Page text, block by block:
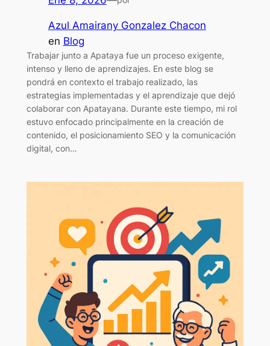
Azul Amairany Gonzalez Chacon
en Blog
Trabajar junto a Apataya fue un proceso exigente,
intenso y lleno de aprendizajes. En este blog se
pondrá en contexto el trabajo realizado, las
estrategias implementadas y el aprendizaje que dejó
colaborar con Apatayana. Durante este tiempo, mi rol
estuvo enfocado principalmente en la creación de
contenido, el posicionamiento SEO y la comunicación
digital, con…